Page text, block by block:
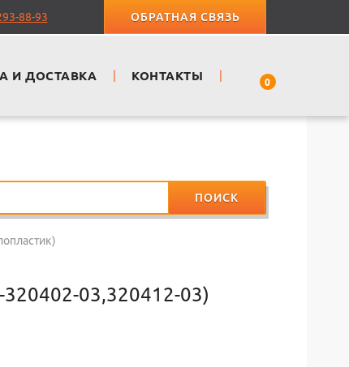
ПОИСК
03,320412-03)
88-93 ОБРАТНАЯ СВЯЗЬ
И ДОСТАВКА КОНТАКТЫ 0